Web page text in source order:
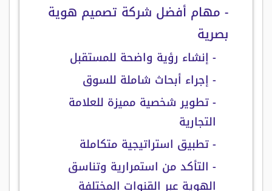
- مهام أفضل شركة تصميم هوية
بصرية
- إنشاء رؤية واضحة للمستقبل
- إجراء أبحاث شاملة للسوق
- تطوير شخصية مميزة للعلامة
التجارية
- تطبيق استراتيجية متكاملة
- التأكد من استمرارية وتناسق
الهوية عبر القنوات المختلفة